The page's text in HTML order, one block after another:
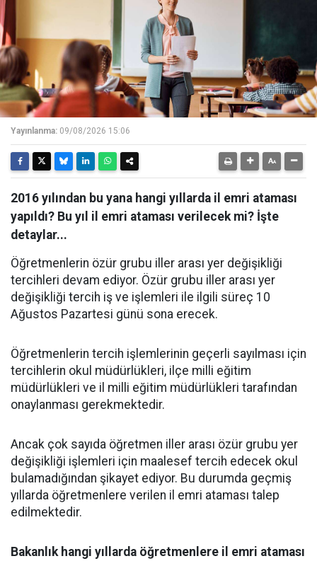
Yayınlanma: 09/08/2026 15:06
2016 yılından bu yana hangi yıllarda il emri ataması
yapıldı? Bu yıl il emri ataması verilecek mi? İşte
detaylar...
Öğretmenlerin özür grubu iller arası yer değişikliği
tercihleri devam ediyor. Özür grubu iller arası yer
değişikliği tercih iş ve işlemleri ile ilgili süreç 10
Ağustos Pazartesi günü sona erecek.
Öğretmenlerin tercih işlemlerinin geçerli sayılması için
tercihlerin okul müdürlükleri, ilçe milli eğitim
müdürlükleri ve il milli eğitim müdürlükleri tarafından
onaylanması gerekmektedir.
Ancak çok sayıda öğretmen iller arası özür grubu yer
değişikliği işlemleri için maalesef tercih edecek okul
bulamadığından şikayet ediyor. Bu durumda geçmiş
yıllarda öğretmenlere verilen il emri ataması talep
edilmektedir.
Bakanlık hangi yıllarda öğretmenlere il emri ataması